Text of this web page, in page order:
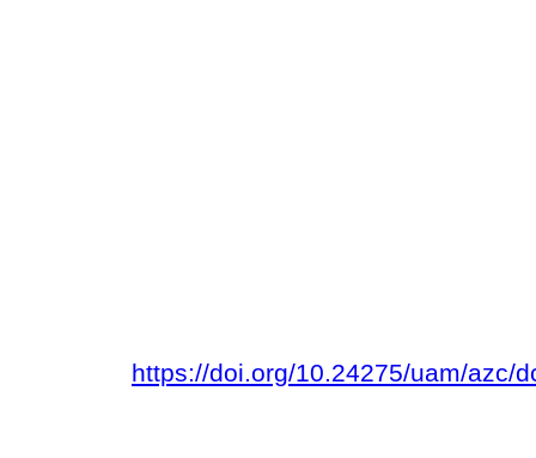
https://doi.org/10.24275/uam/azc/